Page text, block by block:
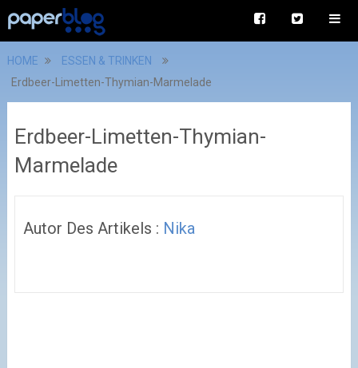
HOME
ESSEN & TRINKEN
Erdbeer-Limetten-Thymian-Marmelade
Erdbeer-Limetten-Thymian-
Marmelade
Autor Des Artikels : Nika